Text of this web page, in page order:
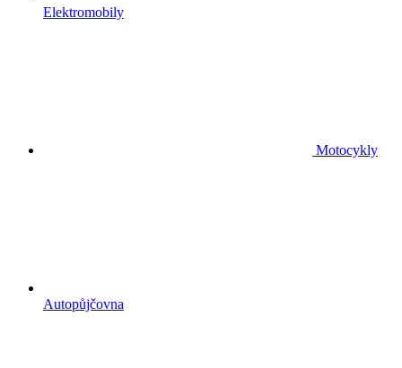
Elektromobily
Motocykly
Autopůjčovna